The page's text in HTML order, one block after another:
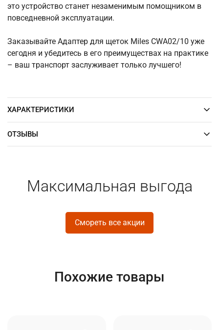
это устройство станет незаменимым помощником в
повседневной эксплуатации.
Заказывайте Адаптер для щеток Miles CWA02/10 уже
сегодня и убедитесь в его преимуществах на практике
– ваш транспорт заслуживает только лучшего!
ХАРАКТЕРИСТИКИ
ОТЗЫВЫ
Максимальная выгода
Смореть все акции
Похожие товары